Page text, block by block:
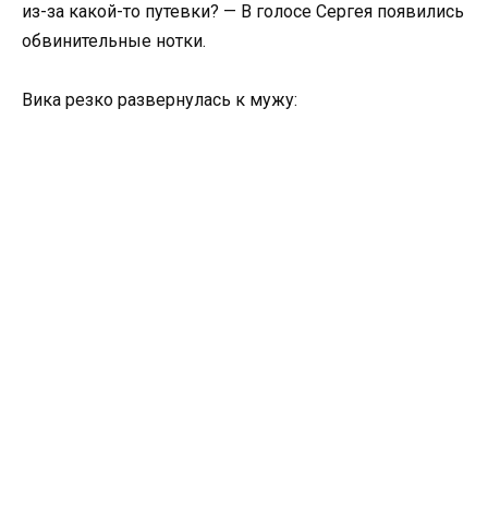
из-за какой-то путевки? — В голосе Сергея появились
обвинительные нотки.
Вика резко развернулась к мужу: